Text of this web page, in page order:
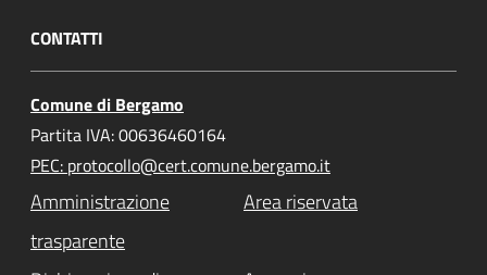
CONTATTI
Comune di Bergamo
Partita IVA: 00636460164
PEC: protocollo@cert.comune.bergamo.it
Amministrazione
trasparente
Area riservata